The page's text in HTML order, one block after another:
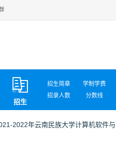
招生
招生简章
学制学费
招录人数
分数线
2022年云南民族大学计算机软件